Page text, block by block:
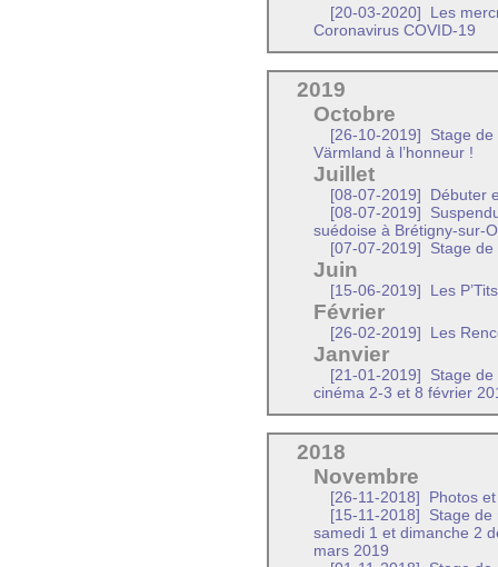
[20-03-2020]
Les
Coronavirus COVID-19
2019
Octobre
[26-10-2019]
Stage
Värmland à l’honneur !
Juillet
[08-07-2019]
Débuter
[08-07-2019]
suédoise à Brétigny-sur-
[07-07-2019]
Stage
Juin
[15-06-2019] Les
Février
[26-02-2019] Les
Janvier
[21-01-2019]
Stage
cinéma 2-3 et 8 février
2018
Novembre
[26-11-2018]
Photos
[15-11-2018]
Stage de
samedi 1 et dimanche 2
mars 2019